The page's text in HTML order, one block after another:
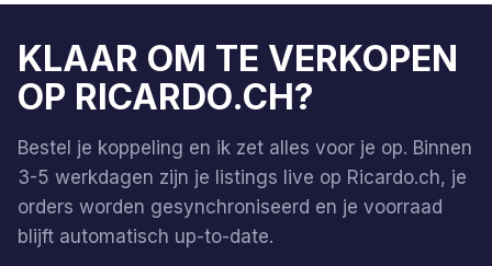
KLAAR OM TE VERKOPEN
OP RICARDO.CH?
Bestel je koppeling en ik zet alles voor je op. Binnen
3-5 werkdagen zijn je listings live op Ricardo.ch, je
orders worden gesynchroniseerd en je voorraad
blijft automatisch up-to-date.